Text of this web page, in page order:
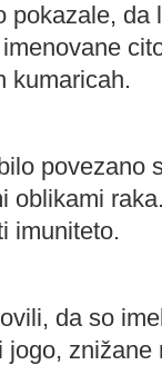
pokazale, da
kumaricah.
povezano
oblikami
imuniteto.
da so
znižane